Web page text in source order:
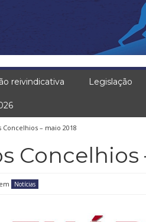
reivindicativa Legislação
Concelhios – maio 2018
Concelhios
Notícias